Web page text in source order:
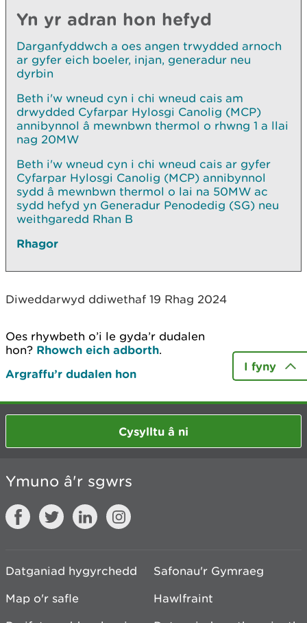
Yn yr adran hon hefyd
Darganfyddwch a oes angen trwydded arnoch
ar gyfer eich boeler, injan, generadur neu
dyrbin
Beth i'w wneud cyn i chi wneud cais am
drwydded Cyfarpar Hylosgi Canolig (MCP)
annibynnol â mewnbwn thermol o rhwng 1 a llai
nag 20MW
Beth i'w wneud cyn i chi wneud cais ar gyfer
Cyfarpar Hylosgi Canolig (MCP) annibynnol
sydd â mewnbwn thermol o lai na 50MW ac
sydd hefyd yn Generadur Penodedig (SG) neu
weithgaredd Rhan B
Rhagor
Diweddarwyd ddiwethaf 19 Rhag 2024
Oes rhywbeth o’i le gyda’r dudalen
hon? Rhowch eich adborth.
Argraffu’r dudalen hon
I fyny
Cysylltu â ni
Ymuno â'r sgwrs
Datganiad hygyrchedd
Safonau'r Gymraeg
Map o'r safle
Hawlfraint